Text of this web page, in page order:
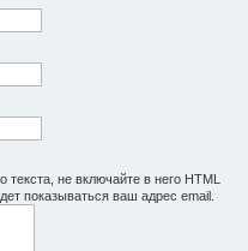
не включайте в него HTML
показываться ваш адрес email.